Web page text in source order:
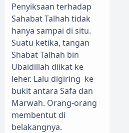
Penyiksaan terhadap
Sahabat Talhah tidak
hanya sampai di situ.
Suatu ketika, tangan
Shabat Talhah bin
Ubaidillah diikat ke
leher. Lalu digiring ke
bukit antara Safa dan
Marwah. Orang-orang
membentut di
belakangnya.